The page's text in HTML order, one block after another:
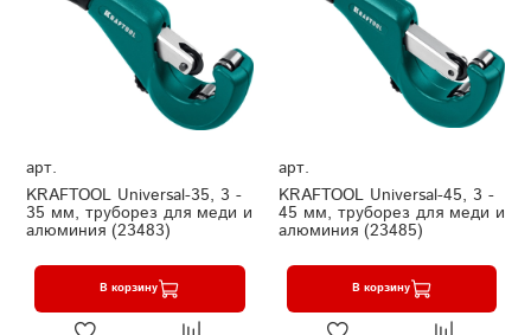
арт.
KRAFTOOL Universal-35, 3 -
35 мм, труборез для меди и
алюминия (23483)
В корзину
арт.
KRAFTOOL Universal-45, 3 -
45 мм, труборез для меди и
алюминия (23485)
В корзину